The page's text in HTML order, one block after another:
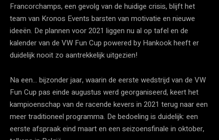
Francorchamps, een gevolg van de huidige crisis, blijft het
team van Kronos Events barsten van motivatie en nieuwe
ideeën. De plannen voor 2021 liggen nu al op tafel en de
kalender van de VW Fun Cup powered by Hankook heeft er
duidelijk nooit zo aantrekkelijk uitgezien!
Na een… bijzonder jaar, waarin de eerste wedstrijd van de VW
Fun Cup pas einde augustus werd georganiseerd, keert het
kampioenschap van de racende kevers in 2021 terug naar een
meer traditioneel programma. De bedoeling is duidelijk: een
eerste afspraak eind maart en een seizoensfinale in oktober,